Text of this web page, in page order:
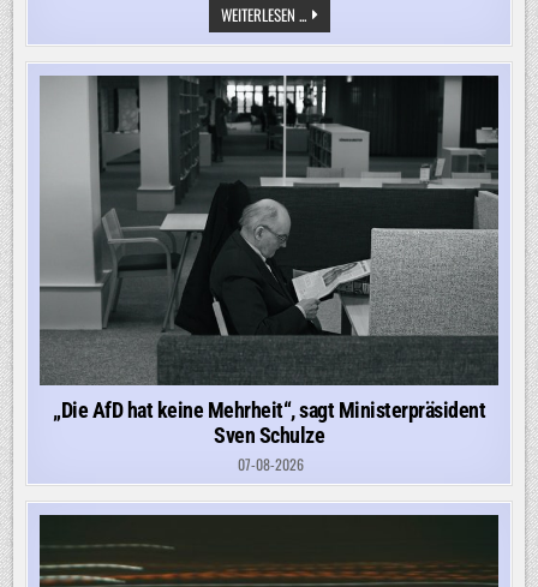
WEITERLESEN ...INTEGRATIONSPROZESS:
VON
DER
KOHLEUNION
ZUR
SCHÜTZENDEN
HAND
„Die AfD hat keine Mehrheit“, sagt Ministerpräsident
Sven Schulze
07-08-2026